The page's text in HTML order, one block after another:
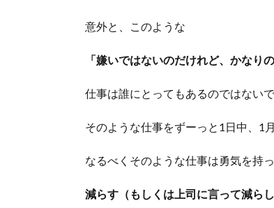
意外と、このような
「嫌いではないのだけれど、かなり
仕事は誰にとってもあるのではないで
そのような仕事をずーっと1日中、1
なるべくそのような仕事は勇気を持
減らす（もしくは上司に言って減らし